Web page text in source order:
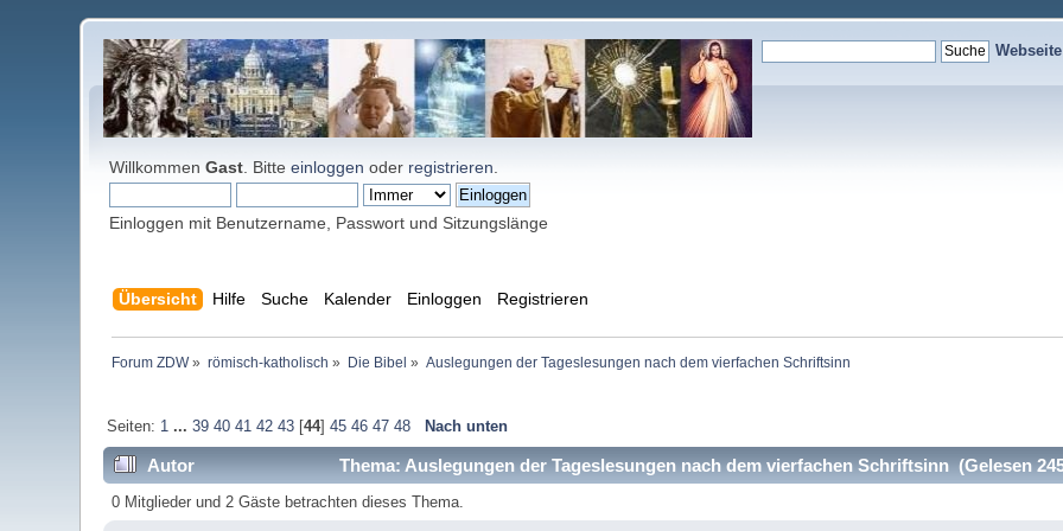
WillkommenGast . Bitteeinloggen oder registrieren
Einloggen mit Benutzername, Passwort und Sitzungslänge
Übersicht Hilfe Suche Kalender Einloggen Registrieren
Forum ZDW» römisch-katholisch » Die Bibel » Auslegungen der Tageslesungen nach dem vierfachen Schriftsinn
Seiten: 1 ... 39 40 41 42 43[44] 45 46 47 48 Nach unten
Autor Thema: Auslegungen der Tageslesungen nach dem vierfachen Schriftsinn (Gelesen
0 Mitglieder und 2 Gäste betrachten dieses Thema.